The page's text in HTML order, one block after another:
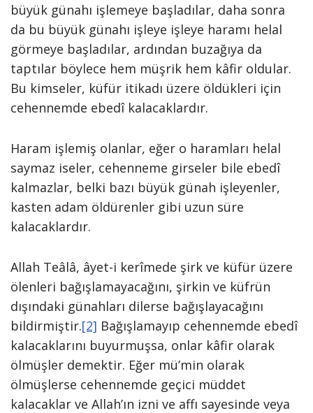
büyük günahı işlemeye başladılar, daha sonra
da bu büyük günahı işleye işleye haramı helal
görmeye başladılar, ardından buzağıya da
taptılar böylece hem müşrik hem kâfir oldular.
Bu kimseler, küfür itikadı üzere öldükleri için
cehennemde ebedî kalacaklardır.
Haram işlemiş olanlar, eğer o haramları helal
saymaz iseler, cehenneme girseler bile ebedî
kalmazlar, belki bazı büyük günah işleyenler,
kasten adam öldürenler gibi uzun süre
kalacaklardır.
Allah Teâlâ, âyet-i kerîmede şirk ve küfür üzere
ölenleri bağışlamayacağını, şirkin ve küfrün
dışındaki günahları dilerse bağışlayacağını
bildirmiştir.[2] Bağışlamayıp cehennemde ebedî
kalacaklarını buyurmuşsa, onlar kâfir olarak
ölmüşler demektir. Eğer mü’min olarak
ölmüşlerse cehennemde geçici müddet
kalacaklar ve Allah’ın izni ve affı sayesinde veya